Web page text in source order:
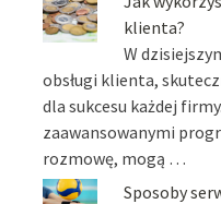
klienta?
W
obsługi klienta,
dla sukcesu każdej
zaawansowanymi
rozmowę, mogą …
Sposoby